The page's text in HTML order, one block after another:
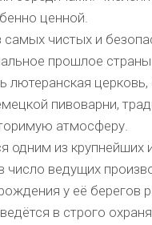
ценной.
чистых и
прошлое страны
лютеранская
пивоварни,
атмосферу.
одним из крупнейших
ведущих
у её берегов
в строго